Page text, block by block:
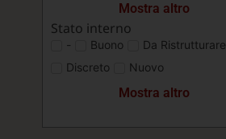
Mostra altro
Stato interno
- Buono
Da Ristrutturare
Discreto
Nuovo
Mostra altro